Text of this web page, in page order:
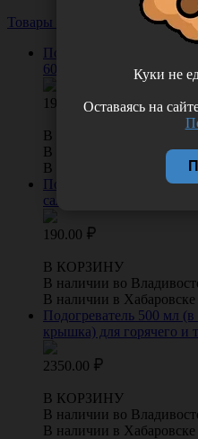
Товары из этой категории
Повязка для волос
603-965
190.00
В КОРЗИНУ
В наличии во
В наличии в
Повязка для волос
салатовый), 603-967
190.00
В КОРЗИНУ
В наличии во
В наличии в
Подогреватель 500 мл
крышка) для горячего и
2350.00
В КОРЗИНУ
В наличии во
В наличии в
Куки не
Оставаясь на